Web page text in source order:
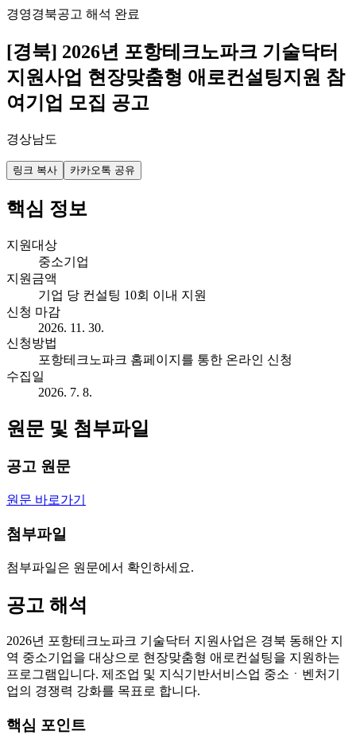
경영경북공고 해석 완료
[경북] 2026년 포항테크노파크 기술닥터
지원사업 현장맞춤형 애로컨설팅지원 참
여기업 모집 공고
경상남도
링크 복사 카카오톡 공유
핵심 정보
지원대상
중소기업
지원금액
기업 당 컨설팅 10회 이내 지원
신청 마감
2026. 11. 30.
신청방법
포항테크노파크 홈페이지를 통한 온라인 신청
수집일
2026. 7. 8.
원문 및 첨부파일
공고 원문
원문 바로가기
첨부파일
첨부파일은 원문에서 확인하세요.
공고 해석
2026년 포항테크노파크 기술닥터 지원사업은 경북 동해안 지
역 중소기업을 대상으로 현장맞춤형 애로컨설팅을 지원하는
프로그램입니다. 제조업 및 지식기반서비스업 중소ㆍ벤처기
업의 경쟁력 강화를 목표로 합니다.
핵심 포인트